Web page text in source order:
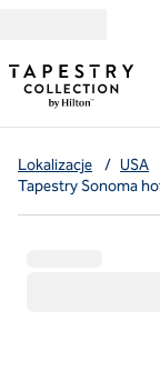
Lokalizacje / USA
Tapestry Sonoma